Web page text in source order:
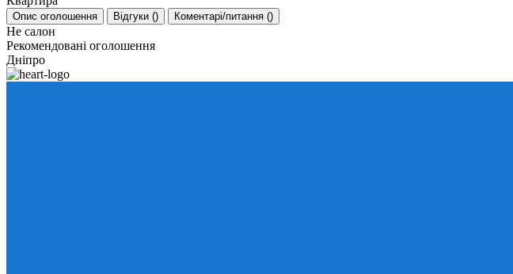
Опис оголошення Відгуки () Коментарі/питання ()
Не салон
Рекомендовані оголошення
Дніпро